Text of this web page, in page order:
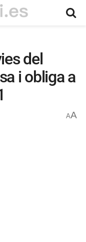
del
i obliga a
AA